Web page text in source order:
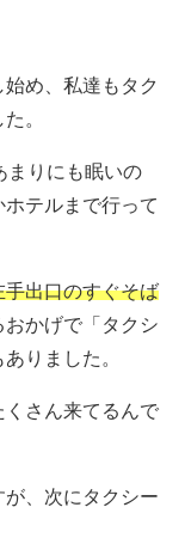
め、私達もタク
。
まりにも眠いの
テルまで行って
出口のすぐそば
かげで「タクシ
りました。
さん来てるんで
、次にタクシー